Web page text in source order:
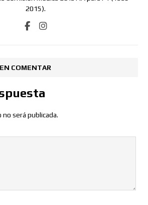
2015).
COMENTAR
será publicada.